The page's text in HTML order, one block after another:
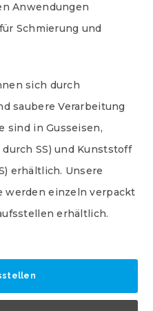
Anwendungen
Schmierung und
sich durch
saubere Verarbeitung
sind in Gusseisen,
SS) und Kunststoff
erhältlich. Unsere
werden einzeln verpackt
erhältlich.